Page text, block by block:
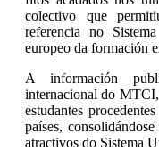
colectivo que
referencia no
europeo da formación
A información
internacional do
estudantes
países,
atractivos do Sistema